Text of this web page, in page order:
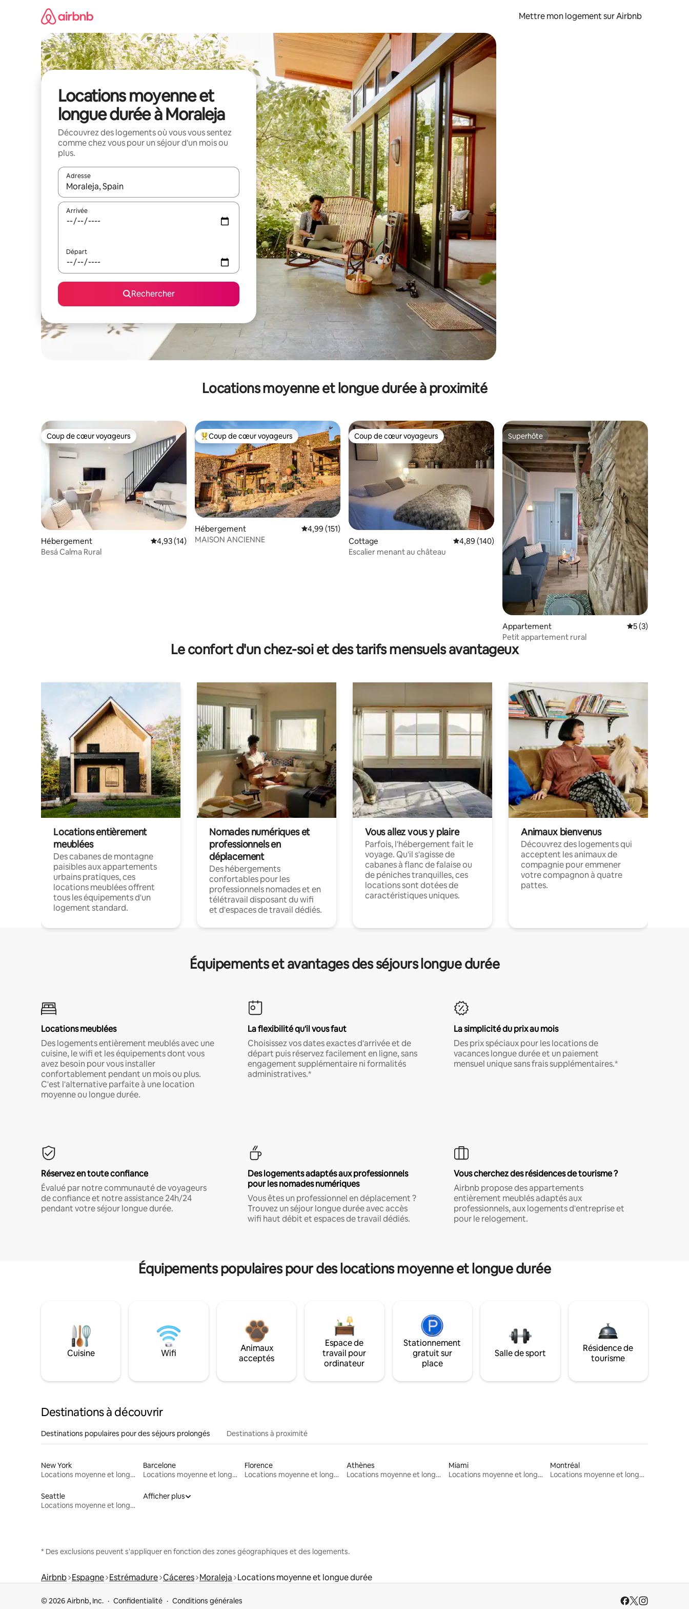
Mettre mon logement sur Airbnb
Locations moyenne et
longue durée à Moraleja
Découvrez des logements où vous vous sentez
comme chez vous pour un séjour d'un mois ou
plus.
Adresse
Lorsque les résultats s'affichent, utilisez les flèches vers le haut et vers le bas pour les parcourir ou en appuyant et en faisant glisser.
Arrivée
Départ
Rechercher
Locations moyenne et longue durée à proximité
Coup de cœur voyageurs
Coup de cœur voyageurs
Hébergement Évaluation moyenne sur la base de 14 commentaires : 4,93 sur 5
4,93 (14)
Besá Calma Rural
Coups de cœur voyageurs les plus appréciés
Coup de cœur voyageurs
Hébergement Évaluation moyenne sur la base de 151 commentaires : 4,99 sur 5
4,99 (151)
MAISON ANCIENNE
Coup de cœur voyageurs
Coup de cœur voyageurs
Cottage Évaluation moyenne sur la base de 140 commentaires : 4,89 sur 5
4,89 (140)
Escalier menant au château
Superhôte
Superhôte
Appartement Évaluation
5 (3)
Petit appartement rural
Le confort d'un chez-soi et des tarifs mensuels avantageux
Locations entièrement
meublées
Des cabanes de montagne
paisibles aux appartements
urbains pratiques, ces
locations meublées offrent
tous les équipements d'un
logement standard.
Nomades numériques et
professionnels en
déplacement
Des hébergements
confortables pour les
professionnels nomades et en
télétravail disposant du wifi
et d'espaces de travail dédiés.
Vous allez vous y plaire
Parfois, l'hébergement fait le
voyage. Qu'il s'agisse de
cabanes à flanc de falaise ou
de péniches tranquilles, ces
locations sont dotées de
caractéristiques uniques.
Animaux bienvenus
Découvrez des logements qui
acceptent les animaux de
compagnie pour emmener
votre compagnon à quatre
pattes.
Équipements et avantages des séjours longue durée
Locations meublées
Des logements entièrement meublés avec une
cuisine, le wifi et les équipements dont vous
avez besoin pour vous installer
confortablement pendant un mois ou plus.
C'est l'alternative parfaite à une location
moyenne ou longue durée.
La flexibilité qu'il vous faut
Choisissez vos dates exactes d'arrivée et de
départ puis réservez facilement en ligne, sans
engagement supplémentaire ni formalités
administratives.*
La simplicité du prix au mois
Des prix spéciaux pour les locations de
vacances longue durée et un paiement
mensuel unique sans frais supplémentaires.*
Réservez en toute confiance
Évalué par notre communauté de voyageurs
de confiance et notre assistance 24h/24
pendant votre séjour longue durée.
Des logements adaptés aux professionnels
pour les nomades numériques
Vous êtes un professionnel en déplacement ?
Trouvez un séjour longue durée avec accès
wifi haut débit et espaces de travail dédiés.
Vous cherchez des résidences de tourisme ?
Airbnb propose des appartements
entièrement meublés adaptés aux
professionnels, aux logements d'entreprise et
pour le relogement.
Équipements populaires pour des locations moyenne et longue durée
Cuisine Wifi
Animaux
acceptés
Espace de
travail pour
ordinateur
Stationnement
gratuit sur
place
Salle de sport
Résidence de
tourisme
Destinations à découvrir
Destinations populaires pour des séjours prolongés Destinations à proximité
New York
Locations moyenne et longue durée
Barcelone
Locations moyenne et longue durée
Florence
Locations moyenne et longue durée
Athènes
Locations moyenne et longue durée
Miami
Locations moyenne et longue durée
Montréal
Locations moyenne et longue durée
Seattle
Locations moyenne et longue durée
Afficher plus
* Des exclusions peuvent s'appliquer en fonction des zones géographiques et des logements.
Airbnb Espagne Estrémadure Cáceres Moraleja Locations moyenne et longue durée
© 2026 Airbnb, Inc. Confidentialité Conditions générales